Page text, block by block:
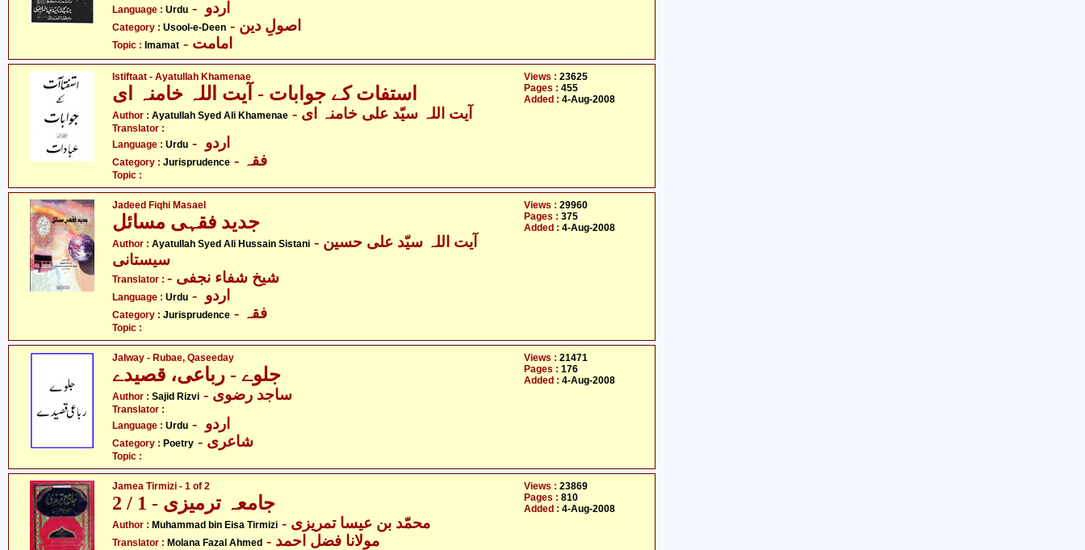
Language : Urdu
Category : Usool-e-Deen - اصولِ دین
Topic : Imamat - امامت
Istiftaat - Ayatullah Khamenae
استفات کے جوابات - آیت اللہ خامنہ ای
Author : Ayatullah Syed Ali Khamenae - آیت اللہ سیّد علی خامنہ ای
Translator :
Language : Urdu
Category : Jurisprudence - فقہ
Topic :
Views : 23625
Pages : 455
Added : 4-Aug-2008
Jadeed Fiqhi Masael
جدید فقہی مسائل
Author : Ayatullah Syed Ali Hussain Sistani - آیت اللہ سیّد علی حسین
سیستانی
Translator :
Language : Urdu
Category : Jurisprudence - فقہ
Topic :
Views : 29960
Pages : 375
Added : 4-Aug-2008
Jalway - Rubae, Qaseeday
جلوے - رباعی، قصیدے
Author : Sajid Rizvi - ساجد رضوی
Translator :
Language : Urdu
Category : Poetry - شاعری
Topic :
Views : 21471
Pages : 176
Added : 4-Aug-2008
Jamea Tirmizi - 1 of 2
جامعہ ترمیزی - 1 / 2
Author : Muhammad bin Eisa Tirmizi
Translator : Molana Fazal Ahmed - مولانا فضل احمد
Views : 23869
Pages : 810
Added : 4-Aug-2008